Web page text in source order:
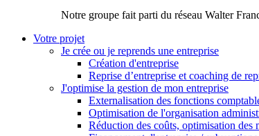
Notr​e groupe fait parti du réseau Walter
Votre projet
Je crée ou je reprends une entreprise
Création d'entreprise
Reprise d’entreprise et coaching de
J'optimise la gestion de mon entreprise
Externalisation des fonctions
Optimisation de l'organisation
Réduction des coûts, optimisation des